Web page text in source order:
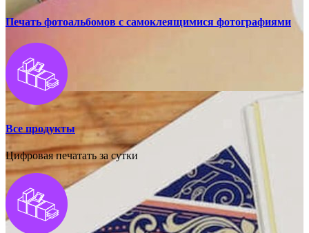
Печать фотоальбомов с самоклеящимися фотографиями
Все продукты
Цифровая печатать за сутки